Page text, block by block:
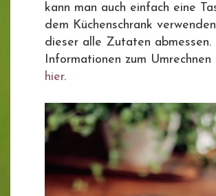
kann man auch einfach eine
dem Küchenschrank
dieser alle Zutaten abmessen.
Informationen zum
hier.